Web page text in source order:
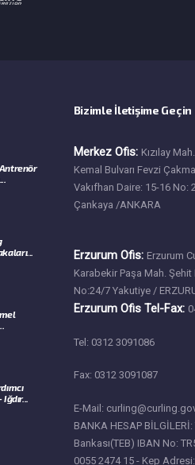
Bizimle İletişime Geçin
Merkez Ofis: Kızılay
Kemal Bulvarı Fevzi
Vakıfhan Daire: 15-16 No:
Çankaya /ANKARA
Erzurum Ofis: Erzurum
Karabekir Paşa Mah.
No:24/7 Yakutiye /
Erzurum Ofis Tel-Fax:
Tel: 0312 3091086
Fax: 0312 3091087
E-Mail:
BANKA HESAP
Bankası(TEB) IBAN No:
0055 2474 15 - Kep Adresi: